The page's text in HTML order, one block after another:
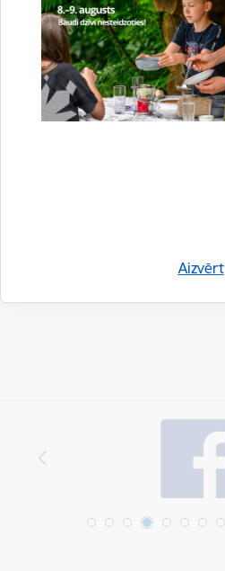
Aizvērt
Autors: Latvijas SOS Bērnu ciemati
Saistītas tēmas